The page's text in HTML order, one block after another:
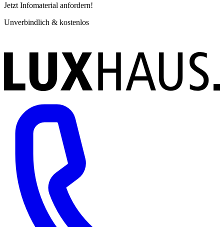
Jetzt Infomaterial anfordern!
Unverbindlich & kostenlos